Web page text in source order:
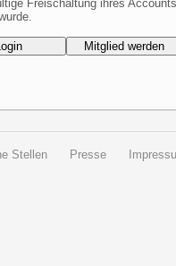
Freischaltung ihres
Stellen Presse